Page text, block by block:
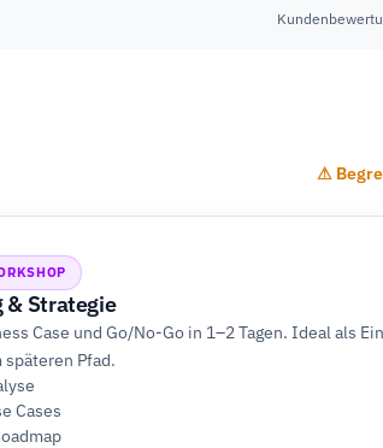
⚠
& Strategie
Case und Go/No-Go in 1–2 Tagen. Ideal als
späteren Pfad.
Cases